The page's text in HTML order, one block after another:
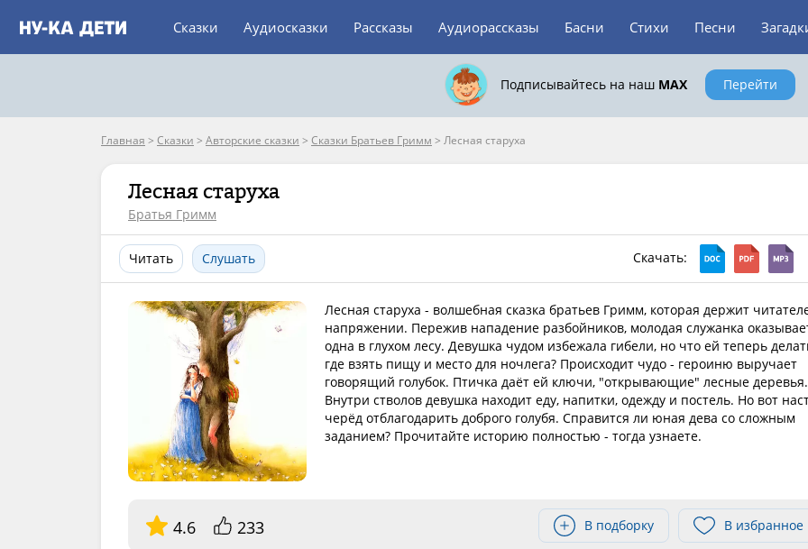
Сказки Аудиосказки Рассказы Аудиорассказы Басни Стихи Песни
Подписывайтесь на наш MAX Перейти
Главная > Сказки > Авторские сказки > Сказки Братьев Гримм > Лесная старуха
Лесная старуха
Братья Гримм
Читать Слушать Скачать:
Лесная старуха - волшебная сказка братьев Гримм, которая держит
напряжении. Пережив нападение разбойников, молодая служанка
одна в глухом лесу. Девушка чудом избежала гибели, но что ей теперь
где взять пищу и место для ночлега? Происходит чудо - героиню выручает
говорящий голубок. Птичка даёт ей ключи, "открывающие" лесные деревья.
Внутри стволов девушка находит еду, напитки, одежду и постель. Но вот
черёд отблагодарить доброго голубя. Справится ли юная дева со сложным
заданием? Прочитайте историю полностью - тогда узнаете.
4.6 233 В подборку В избранное